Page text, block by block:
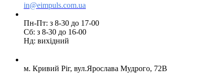
in@eimpuls.com.ua
Пн-Пт: з 8-30 до 17-00
Сб: з 8-30 до 16-00
Нд: вихідний
м. Кривий Ріг, вул.Ярослава Мудрого, 72В